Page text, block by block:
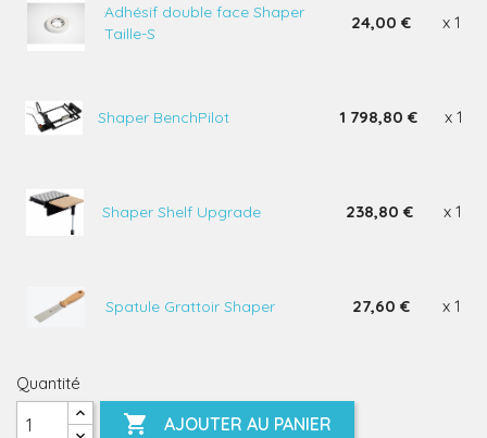
Adhésif double face Shaper
Taille-S
24,00 € x 1
Shaper BenchPilot 1 798,80 € x 1
Shaper Shelf Upgrade 238,80 € x 1
Spatule Grattoir Shaper 27,60 € x 1
Quantité
 AJOUTER AU PANIER